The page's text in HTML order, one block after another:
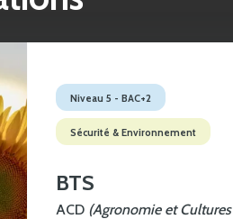
ACD (Agronomie et Cultures
BTS
Niveau 5 - BAC+2
Sécurité & Environnement